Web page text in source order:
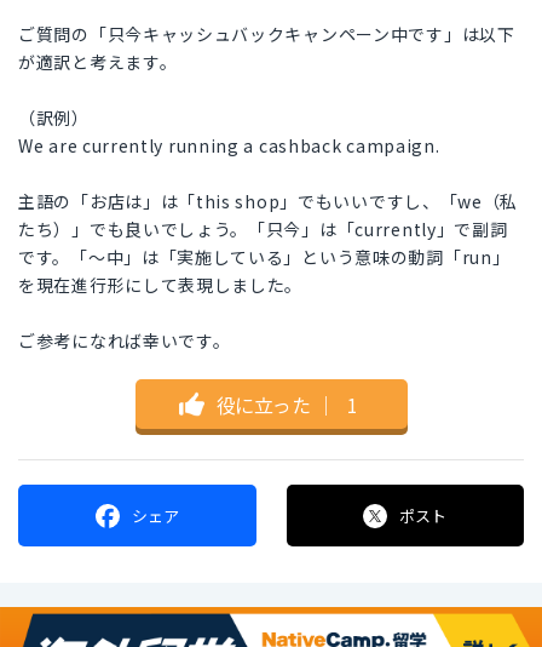
ご質問の「只今キャッシュバックキャンペーン中です」は以下
が適訳と考えます。
（訳例）
We are currently running a cashback campaign.
主語の「お店は」は「this shop」でもいいですし、「we（私
たち）」でも良いでしょう。「只今」は「currently」で副詞
です。「～中」は「実施している」という意味の動詞「run」
を現在進行形にして表現しました。
ご参考になれば幸いです。
役に立った ｜ 1
シェア ポスト